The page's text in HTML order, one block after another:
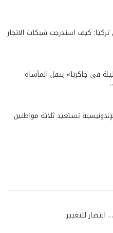
كيف استدرجت شبكات الاتجار
في جاكرتا» ينقل المأساة
تستعيد ثلاثة مواطنين
انتصار للتغيير